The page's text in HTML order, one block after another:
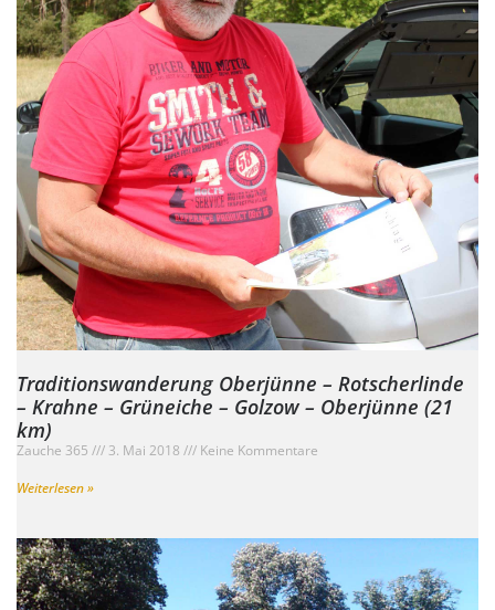
Traditionswanderung Oberjünne – Rotscherlinde
– Krahne – Grüneiche – Golzow – Oberjünne (21
km)
Zauche 365 3. Mai 2018
Keine Kommentare
Weiterlesen »